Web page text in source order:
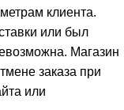
клиента.
или был
Магазин
заказа при
или